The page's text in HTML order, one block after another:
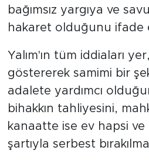
bağımsız yargıya ve
hakaret olduğunu ifade
Yalım'ın tüm iddiaları
göstererek samimi bir
adalete yardımcı
bihakkın tahliyesini,
kanaatte ise ev hapsi ve
şartıyla serbest